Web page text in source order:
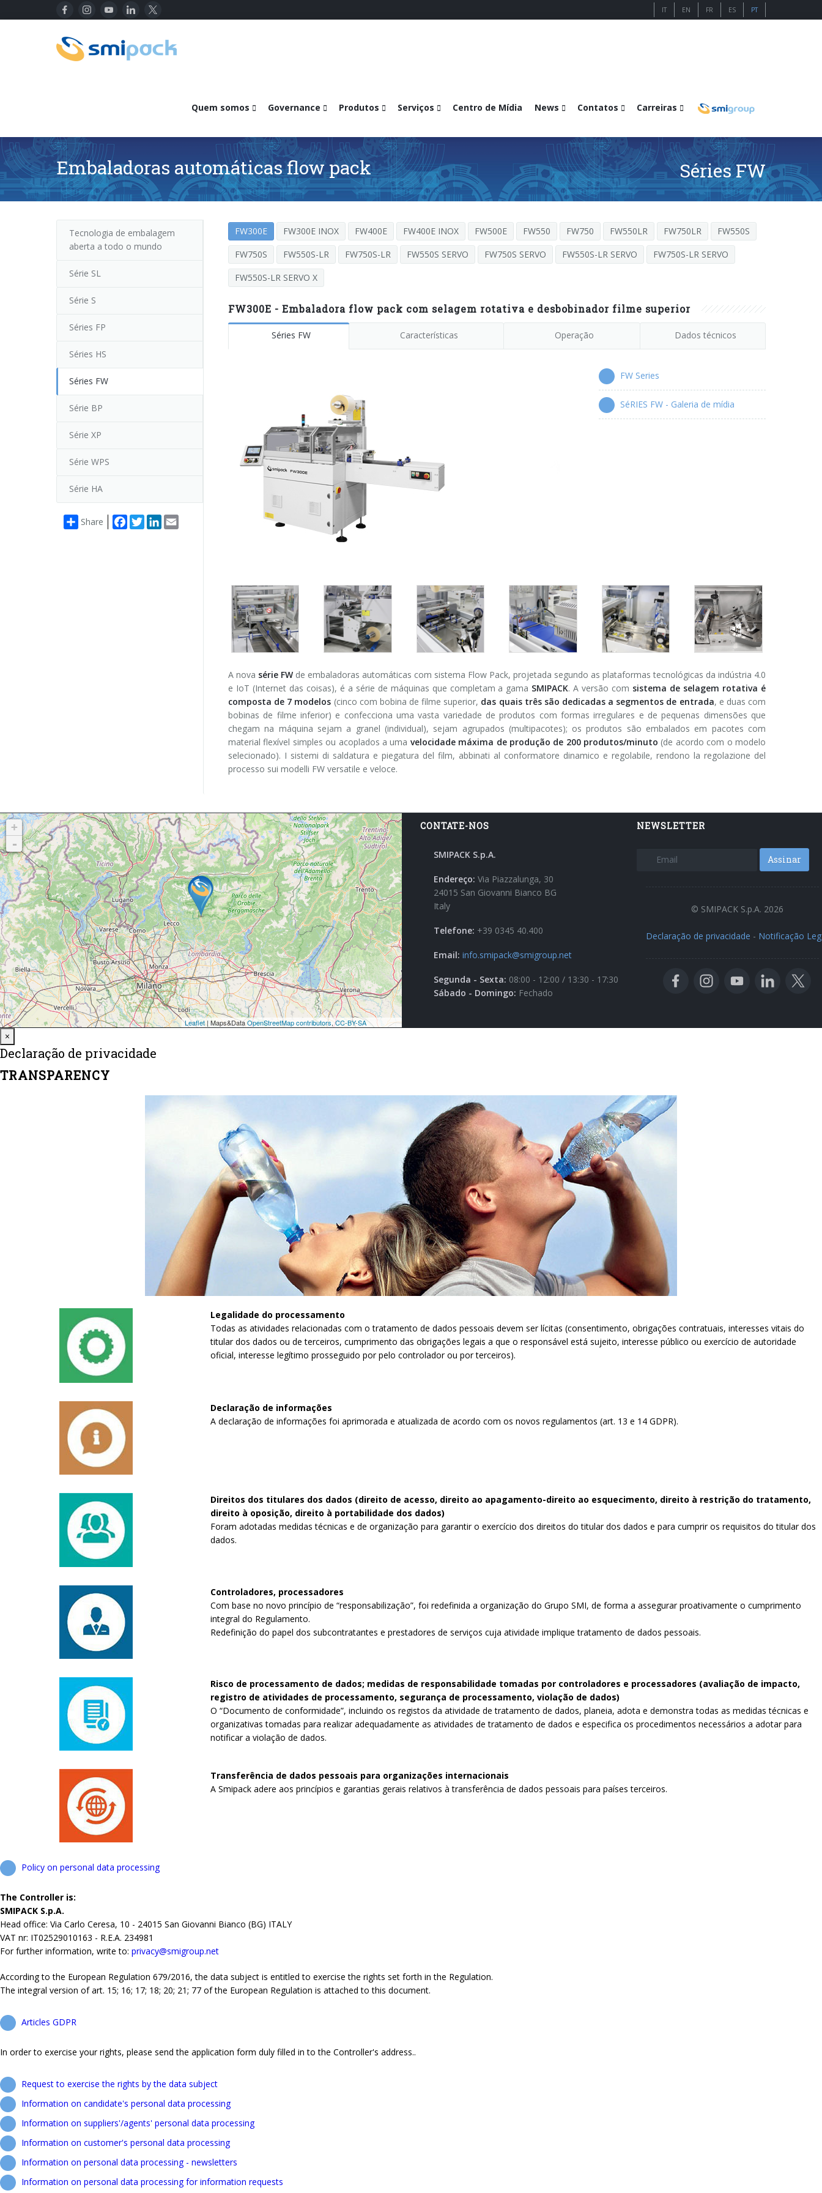
IT EN FR ES PT
Quem somos Governance Produtos Serviços Centro de Mídia News Contatos Carreiras
Embaladoras automáticas flow pack Séries FW
Tecnologia de embalagem
aberta a todo o mundo
Série SL
Série S
Séries FP
Séries HS
Séries FW
Série BP
Série XP
Série WPS
Série HA
Share Facebook
TwitterLinkedIn
FW300E FW300E INOX FW400E FW400E INOX FW500E FW550 FW750 FW550LR FW750LR
FW550S
FW750S
FW550S-LR FW750S-LR FW550S SERVO FW750S SERVO FW550S-LR SERVO
FW750S-LR SERVO
FW550S-LR SERVO X
FW300E - Embaladora flow pack com selagem rotativa e desbobinador filme superior
Séries FW Características Operação Dados técnicos
FW Series
SéRIES FW - Galeria de mídia
A nova série FW de embaladoras automáticas com sistema Flow Pack, projetada segundo as plataformas tecnológicas da indústria 4.0
e IoT (Internet das coisas), é a série de máquinas que completam a gama SMIPACK. A versão com sistema de selagem rotativa é
composta de 7 modelos (cinco com bobina de filme superior, das quais três são dedicadas a segmentos de entrada, e duas com
bobinas de filme inferior) e confecciona uma vasta variedade de produtos com formas irregulares e de pequenas dimensões que
chegam na máquina sejam a granel (individual), sejam agrupados (multipacotes); os produtos são embalados em pacotes com
material flexível simples ou acoplados a uma velocidade máxima de produção de 200 produtos/minuto (de acordo com o modelo
selecionado). I sistemi di saldatura e piegatura del film, abbinati al conformatore dinamico e regolabile, rendono la regolazione del
processo sui modelli FW versatile e veloce.
CONTATE-NOS
SMIPACK S.p.A.
Endereço: Via Piazzalunga, 30
24015 San Giovanni Bianco BG
Italy
Telefone: +39 0345 40.400
Email: info.smipack@smigroup.net
Segunda - Sexta: 08:00 - 12:00 / 13:30 - 17:30
Sábado - Domingo: Fechado
NEWSLETTER
Assinar
© SMIPACK S.p.A. 2026
Declaração de privacidade - Notificação
×
Declaração de privacidade
TRANSPARENCY
Legalidade do processamento
Todas as atividades relacionadas com o tratamento de dados pessoais devem ser lícitas (consentimento, obrigações contratuais, interesses vitais do
titular dos dados ou de terceiros, cumprimento das obrigações legais a que o responsável está sujeito, interesse público ou exercício de autoridade
oficial, interesse legítimo prosseguido por pelo controlador ou por terceiros).
Declaração de informações
A declaração de informações foi aprimorada e atualizada de acordo com os novos regulamentos (art. 13 e 14 GDPR).
Direitos dos titulares dos dados (direito de acesso, direito ao apagamento-direito ao esquecimento, direito à restrição do tratamento,
direito à oposição, direito à portabilidade dos dados)
Foram adotadas medidas técnicas e de organização para garantir o exercício dos direitos do titular dos dados e para cumprir os requisitos do titular dos
dados.
Controladores, processadores
Com base no novo princípio de “responsabilização”, foi redefinida a organização do Grupo SMI, de forma a assegurar proativamente o cumprimento
integral do Regulamento.
Redefinição do papel dos subcontratantes e prestadores de serviços cuja atividade implique tratamento de dados pessoais.
Risco de processamento de dados; medidas de responsabilidade tomadas por controladores e processadores (avaliação de impacto,
registro de atividades de processamento, segurança de processamento, violação de dados)
O “Documento de conformidade”, incluindo os registos da atividade de tratamento de dados, planeia, adota e demonstra todas as medidas técnicas e
organizativas tomadas para realizar adequadamente as atividades de tratamento de dados e especifica os procedimentos necessários a adotar para
notificar a violação de dados.
Transferência de dados pessoais para organizações internacionais
A Smipack adere aos princípios e garantias gerais relativos à transferência de dados pessoais para países terceiros.
Policy on personal data processing
The Controller is:
SMIPACK S.p.A.
Head office: Via Carlo Ceresa, 10 - 24015 San Giovanni Bianco (BG) ITALY
VAT nr: IT02529010163 - R.E.A. 234981
For further information, write to: privacy@smigroup.net
According to the European Regulation 679/2016, the data subject is entitled to exercise the rights set forth in the Regulation.
The integral version of art. 15; 16; 17; 18; 20; 21; 77 of the European Regulation is attached to this document.
Articles GDPR
In order to exercise your rights, please send the application form duly filled in to the Controller's address..
Request to exercise the rights by the data subject
Information on candidate's personal data processing
Information on suppliers'/agents' personal data processing
Information on customer's personal data processing
Information on personal data processing - newsletters
Information on personal data processing for information requests